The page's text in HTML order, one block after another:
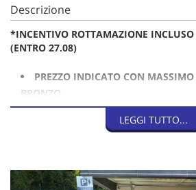
Descrizione
*INCENTIVO ROTTAMAZIONE
(ENTRO 27.08)
PREZZO INDICATO CON MASSIMO
BRONZO
Freno a mano elettrico
LEGGI TUTTO...